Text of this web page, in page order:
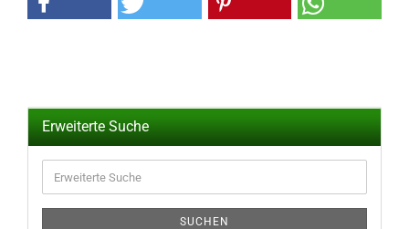
Erweiterte Suche
Suche
SUCHEN